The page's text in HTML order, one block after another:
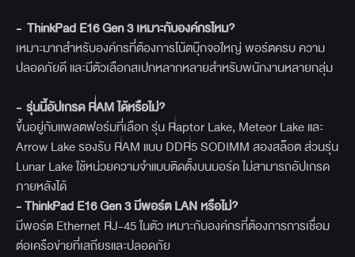
- ThinkPad E16 Gen 3เหมาะกับองค์กรไหม?
เหมาะมากสำหรับองค์กรที่ต้องการโน้ตบุ๊กจอใหญ่ พอร์ตครบ ความ
ปลอดภัยดี และมีตัวเลือกสเปกหลากหลายสำหรับพนักงานหลายกลุ่ม
- รุ่นนี้อัปเกรด RAMได้หรือไม่?
ขึ้นอยู่กับแพลตฟอร์มที่เลือก รุ่น Raptor Lake, Meteor Lake และ
Arrow Lake รองรับ RAM แบบ DDR5 SODIMM สองสล็อต ส่วนรุ่น
Lunar Lake ใช้หน่วยความจำแบบติดตั้งบนบอร์ด ไม่สามารถอัปเกรด
ภายหลังได้
- ThinkPad E16 Gen 3มีพอร์ต LAN หรือไม่?
มีพอร์ต Ethernet RJ-45 ในตัว เหมาะกับองค์กรที่ต้องการการเชื่อม
ต่อเครือข่ายที่เสถียรและปลอดภัย